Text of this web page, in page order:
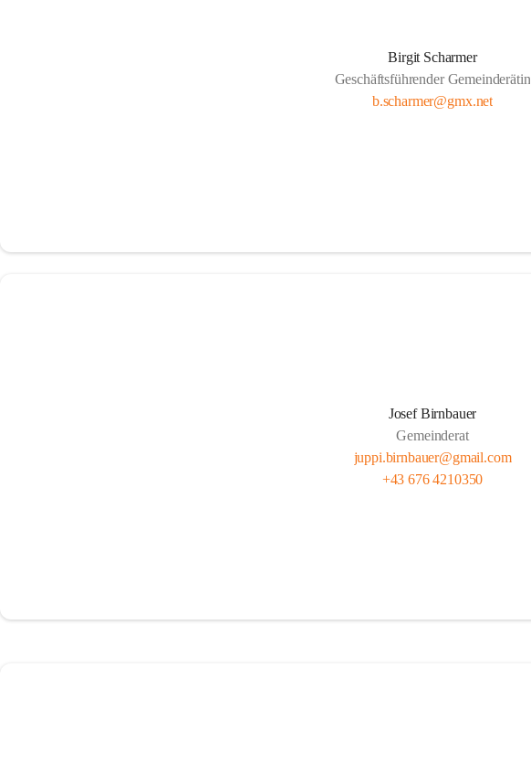
Birgit Scharmer
Geschäftsführender Gemeinderätin
b.scharmer@gmx.net
Josef Birnbauer
Gemeinderat
juppi.birnbauer@gmail.com
+43 676 4210350